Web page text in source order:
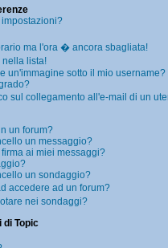
ma l'ora � ancora sbagliata!
lista!
un'immagine sotto il mio username?
sul collegamento all'e-mail di un
un forum?
un messaggio?
ai miei messaggi?
un sondaggio?
accedere ad un forum?
nei sondaggi?
di Topic